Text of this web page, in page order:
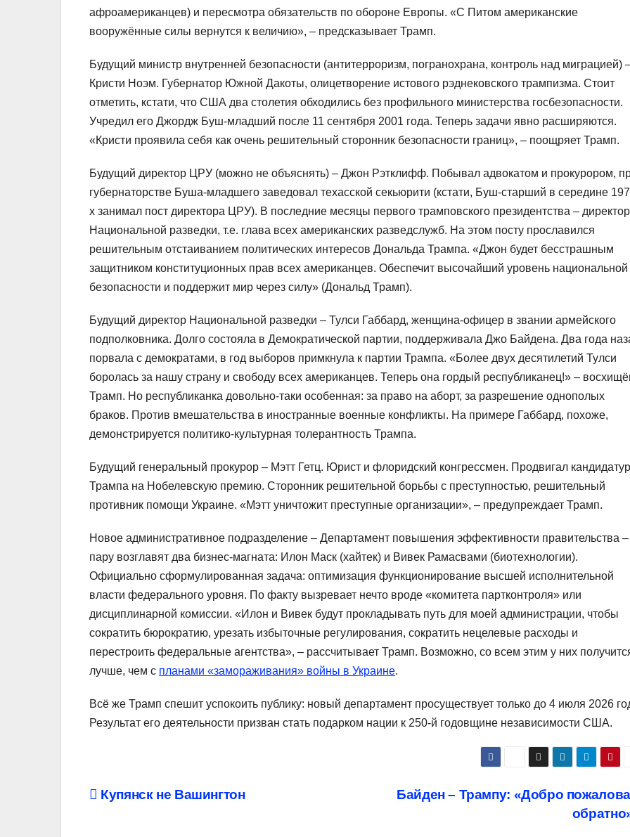
афроамериканцев) и пересмотра обязательств по обороне Европы. «С Питом американские
вооружённые силы вернутся к величию», – предсказывает Трамп.
Будущий министр внутренней безопасности (антитерроризм, погранохрана, контроль над миграцией)
Кристи Ноэм. Губернатор Южной Дакоты, олицетворение истового рэднековского трампизма. Стоит
отметить, кстати, что США два столетия обходились без профильного министерства госбезопасности.
Учредил его Джордж Буш-младший после 11 сентября 2001 года. Теперь задачи явно расширяются.
«Кристи проявила себя как очень решительный сторонник безопасности границ», – поощряет Трамп.
Будущий директор ЦРУ (можно не объяснять) – Джон Рэтклифф. Побывал адвокатом и прокурором,
губернаторстве Буша-младшего заведовал техасской секьюрити (кстати, Буш-старший в середине
х занимал пост директора ЦРУ). В последние месяцы первого трамповского президентства – директор
Национальной разведки, т.е. глава всех американских разведслужб. На этом посту прославился
решительным отстаиванием политических интересов Дональда Трампа. «Джон будет бесстрашным
защитником конституционных прав всех американцев. Обеспечит высочайший уровень национальной
безопасности и поддержит мир через силу» (Дональд Трамп).
Будущий директор Национальной разведки – Тулси Габбард, женщина-офицер в звании армейского
подполковника. Долго состояла в Демократической партии, поддерживала Джо Байдена. Два года
порвала с демократами, в год выборов примкнула к партии Трампа. «Более двух десятилетий Тулси
боролась за нашу страну и свободу всех американцев. Теперь она гордый республиканец!» –
Трамп. Но республиканка довольно-таки особенная: за право на аборт, за разрешение однополых
браков. Против вмешательства в иностранные военные конфликты. На примере Габбард, похоже,
демонстрируется политико-культурная толерантность Трампа.
Будущий генеральный прокурор – Мэтт Гетц. Юрист и флоридский конгрессмен. Продвигал
Трампа на Нобелевскую премию. Сторонник решительной борьбы с преступностью, решительный
противник помощи Украине. «Мэтт уничтожит преступные организации», – предупреждает Трамп.
Новое административное подразделение – Департамент повышения эффективности правительства –
пару возглавят два бизнес-магната: Илон Маск (хайтек) и Вивек Рамасвами (биотехнологии).
Официально сформулированная задача: оптимизация функционирование высшей исполнительной
власти федерального уровня. По факту вызревает нечто вроде «комитета партконтроля» или
дисциплинарной комиссии. «Илон и Вивек будут прокладывать путь для моей администрации, чтобы
сократить бюрократию, урезать избыточные регулирования, сократить нецелевые расходы и
перестроить федеральные агентства», – рассчитывает Трамп. Возможно, со всем этим у них
лучше, чем с планами «замораживания» войны в Украине.
Всё же Трамп спешит успокоить публику: новый департамент просуществует только до 4 июля 2026
Результат его деятельности призван стать подарком нации к 250-й годовщине независимости США.
Навигация
Байден – Трампу: «Добро
Купянск не Вашингтон